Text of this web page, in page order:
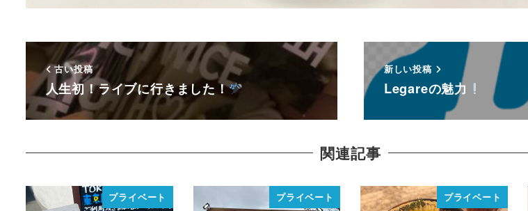
古い投稿
人生初！ライブに行きました！
新しい投稿
Legareの魅力
関連記事
プライベート プライベート プライベート